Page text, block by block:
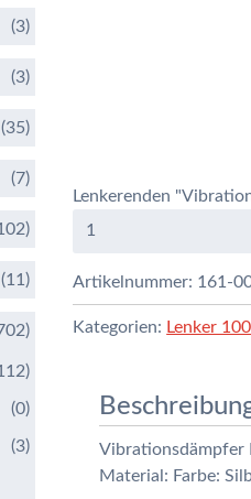
Lenkerenden
Artikelnummer: 161-
Kategorien: Lenker
Vibrationsdämpfer
Material: Farbe:
(3)
(3)
(35)
(7)
(11)
(0)
(3)